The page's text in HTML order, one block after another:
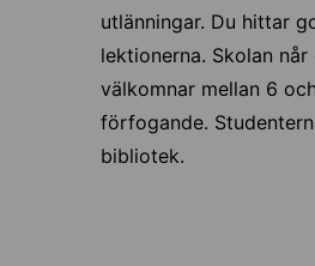
utlänningar. Du hittar
lektionerna. Skolan
välkomnar mellan 6
förfogande.
bibliotek.